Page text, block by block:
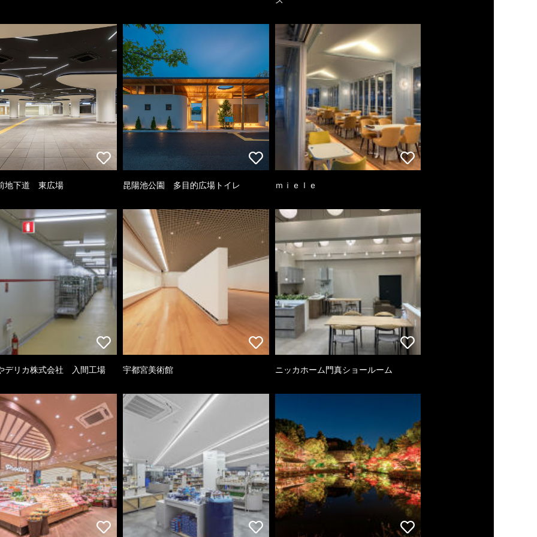
地下道 東広場 昆陽池公園 多目的広場トイレ ｍｉｅｌｅ
デリカ株式会社 入間工場 宇都宮美術館 ニッカホーム門真ショールーム